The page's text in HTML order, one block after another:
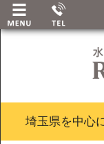
埼玉県を中心